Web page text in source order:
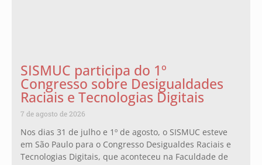
SISMUC participa do 1º
Congresso sobre Desigualdades
Raciais e Tecnologias Digitais
7 de agosto de 2026
Nos dias 31 de julho e 1º de agosto, o SISMUC esteve
em São Paulo para o Congresso Desigualdes Raciais e
Tecnologias Digitais, que aconteceu na Faculdade de